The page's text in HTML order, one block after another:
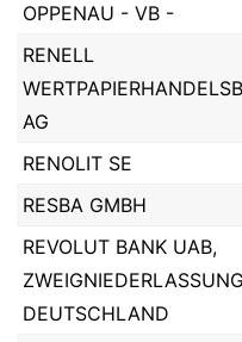
OPPENAU - VB -
RENELL
AG
RENOLIT SE
RESBA GMBH
REVOLUT BANK UAB,
ZWEIGNIEDERLASSUNG
DEUTSCHLAND